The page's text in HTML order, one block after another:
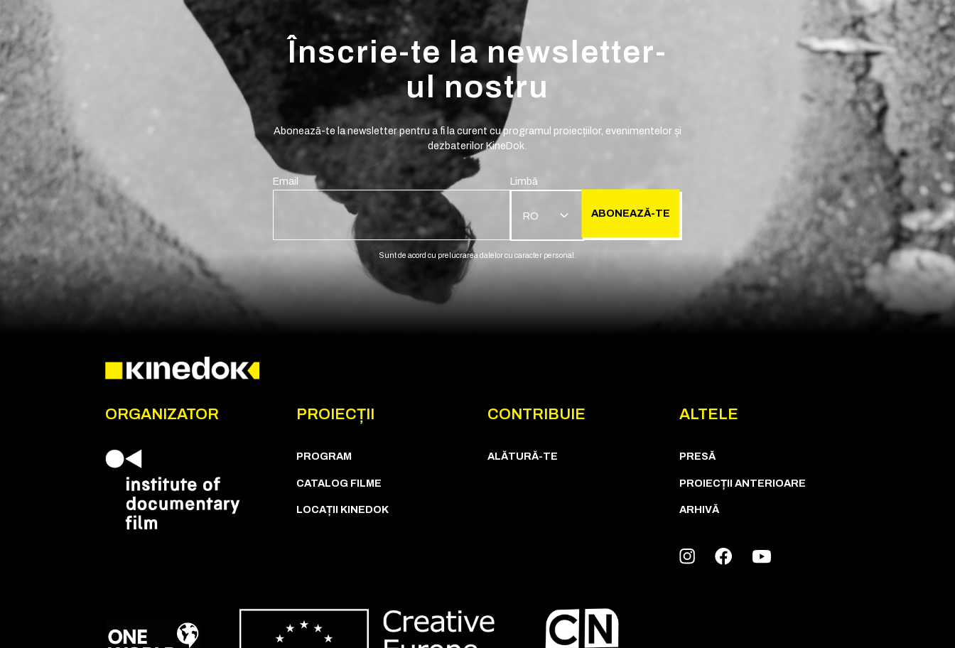
Înscrie-te la newsletter-
ul nostru
Abonează-te la newsletter pentru a fi la curent cu programul proiecțiilor, evenimentelor și
dezbaterilor KineDok.
Email Limbă
RO ABONEAZĂ-TE
Sunt de acord cu prelucrarea datelor cu caracter personal.
ORGANIZATOR PROIECȚII
PROGRAM
CATALOG FILME
LOCAȚII KINEDOK
CONTRIBUIE
ALĂTURĂ-TE
ALTELE
PRESĂ
PROIECȚII ANTERIOARE
ARHIVĂ